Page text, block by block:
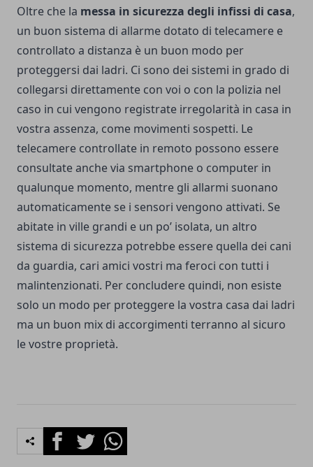
Oltre che la messa in sicurezza degli infissi di casa,
un buon sistema di allarme dotato di telecamere e
controllato a distanza è un buon modo per
proteggersi dai ladri. Ci sono dei sistemi in grado di
collegarsi direttamente con voi o con la polizia nel
caso in cui vengono registrate irregolarità in casa in
vostra assenza, come movimenti sospetti. Le
telecamere controllate in remoto possono essere
consultate anche via smartphone o computer in
qualunque momento, mentre gli allarmi suonano
automaticamente se i sensori vengono attivati. Se
abitate in ville grandi e un po’ isolata, un altro
sistema di sicurezza potrebbe essere quella dei cani
da guardia, cari amici vostri ma feroci con tutti i
malintenzionati. Per concludere quindi, non esiste
solo un modo per proteggere la vostra casa dai ladri
ma un buon mix di accorgimenti terranno al sicuro
le vostre proprietà.
FacebookTwitterWhatsapp